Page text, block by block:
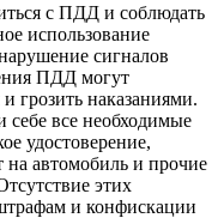
с ПДД и соблюдать
использование
сигналов
ПДД могут
грозить наказаниями.
себе все необходимые
удостоверение,
на автомобиль и прочие
этих
и конфискации